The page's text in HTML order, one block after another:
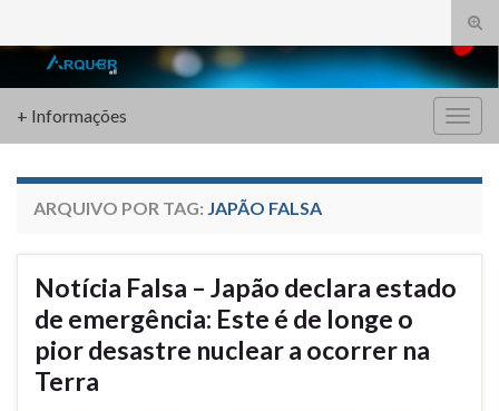
de
Search for:
+ Informações
ARQUIVO POR TAG: JAPÃO FALSA
Notícia Falsa – Japão declara estado
de emergência: Este é de longe o
pior desastre nuclear a ocorrer na
Terra